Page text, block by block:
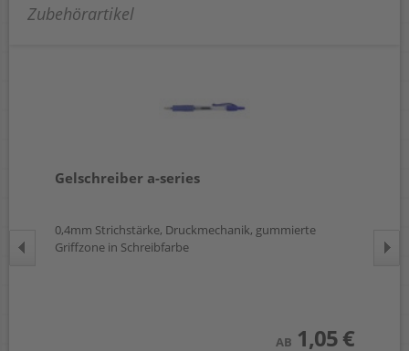
Zubehörartikel
Gelschreiber a-series
0,4mm Strichstärke, Druckmechanik, gummierte
Griffzone in Schreibfarbe
AB 1,05 €